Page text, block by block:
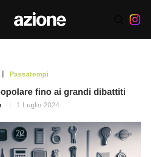
| Passatempi
fino ai grandi dibattiti
1 Luglio 2024